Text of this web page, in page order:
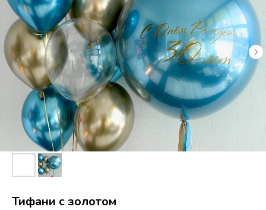
Тифани с золотом